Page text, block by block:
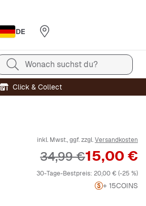
DE
Wonach suchst du?
Click & Collect
inkl. Mwst., ggf. zzgl.Versandkosten
Preis
15,00 €
Originalpreis
34,99 €
30-Tage-Bestpreis: 20,00 € (-25 %)
+ 15COINS